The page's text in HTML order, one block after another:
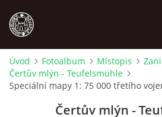
MÍSTOPIS
NÁRODOPIS
Úvod Fotoalbum Místopis
Čertův mlýn - Teufelsmühle
Speciální mapy 1: 75 000 třetího
Čertův mlýn -